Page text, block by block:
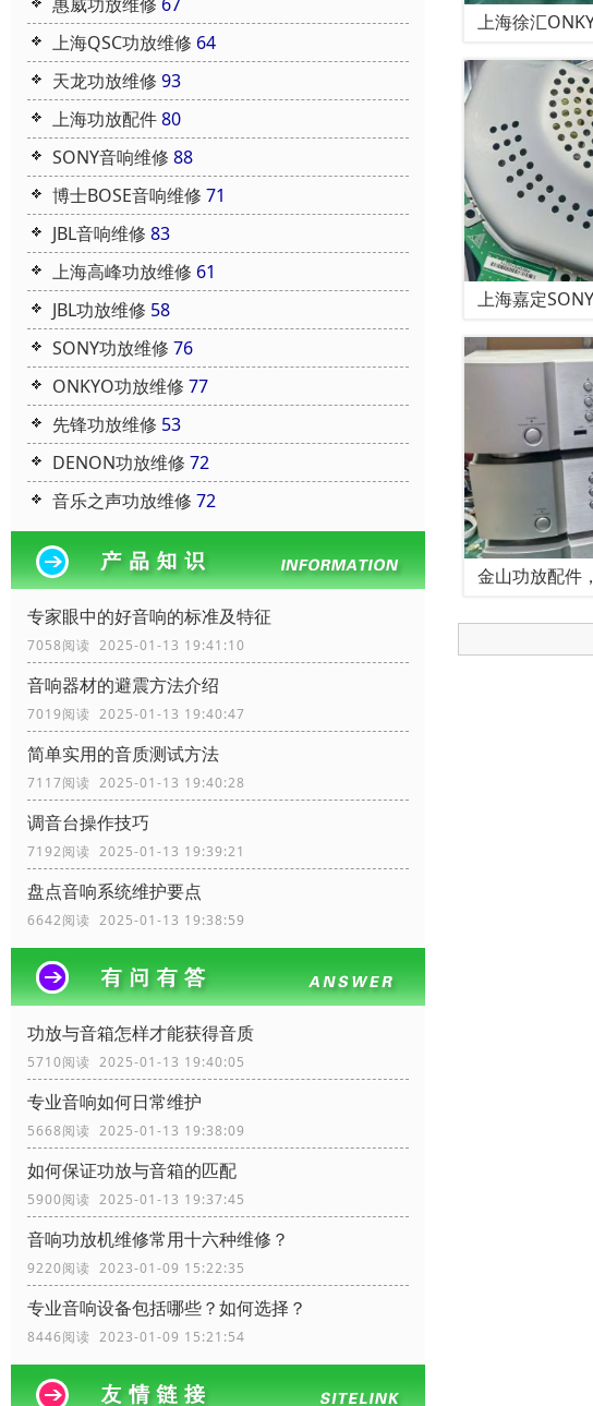
上海QSC功放维修 64
天龙功放维修 93
上海功放配件80
SONY音响维修 88
博士BOSE音响维修 71
JBL音响维修 83
上海高峰功放维修 61
JBL功放维修 58
SONY功放维修 76
ONKYO功放维修 77
先锋功放维修 53
DENON功放维修 72
音乐之声功放维修 72
专家眼中的好音响的标准及特征
7058阅读 2025-01-13 19:41:10
音响器材的避震方法介绍
7019阅读 2025-01-13 19:40:47
简单实用的音质测试方法
7117阅读 2025-01-13 19:40:28
调音台操作技巧
7192阅读 2025-01-13 19:39:21
盘点音响系统维护要点
6642阅读 2025-01-13 19:38:59
功放与音箱怎样才能获得音质
5710阅读 2025-01-13 19:40:05
专业音响如何日常维护
5668阅读 2025-01-13 19:38:09
如何保证功放与音箱的匹配
5900阅读 2025-01-13 19:37:45
音响功放机维修常用十六种维修？
9220阅读 2023-01-09 15:22:35
专业音响设备包括哪些？如何选择？
8446阅读 2023-01-09 15:21:54
上海徐汇
上海嘉定
金山功放配件